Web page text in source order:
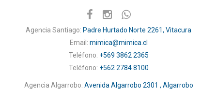
Agencia Santiago: Padre Hurtado Norte 2261, Vitacura
Email: mimica@mimica.cl
Teléfono: +569 3862 2365
Teléfono: +562 2784 8100
Agencia Algarrobo: Avenida Algarrobo 2301 , Algarrobo